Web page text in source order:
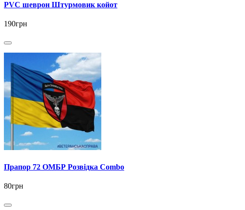
PVC шеврон Штурмовик койот
190грн
Прапор 72 ОМБР Розвідка Combo
80грн